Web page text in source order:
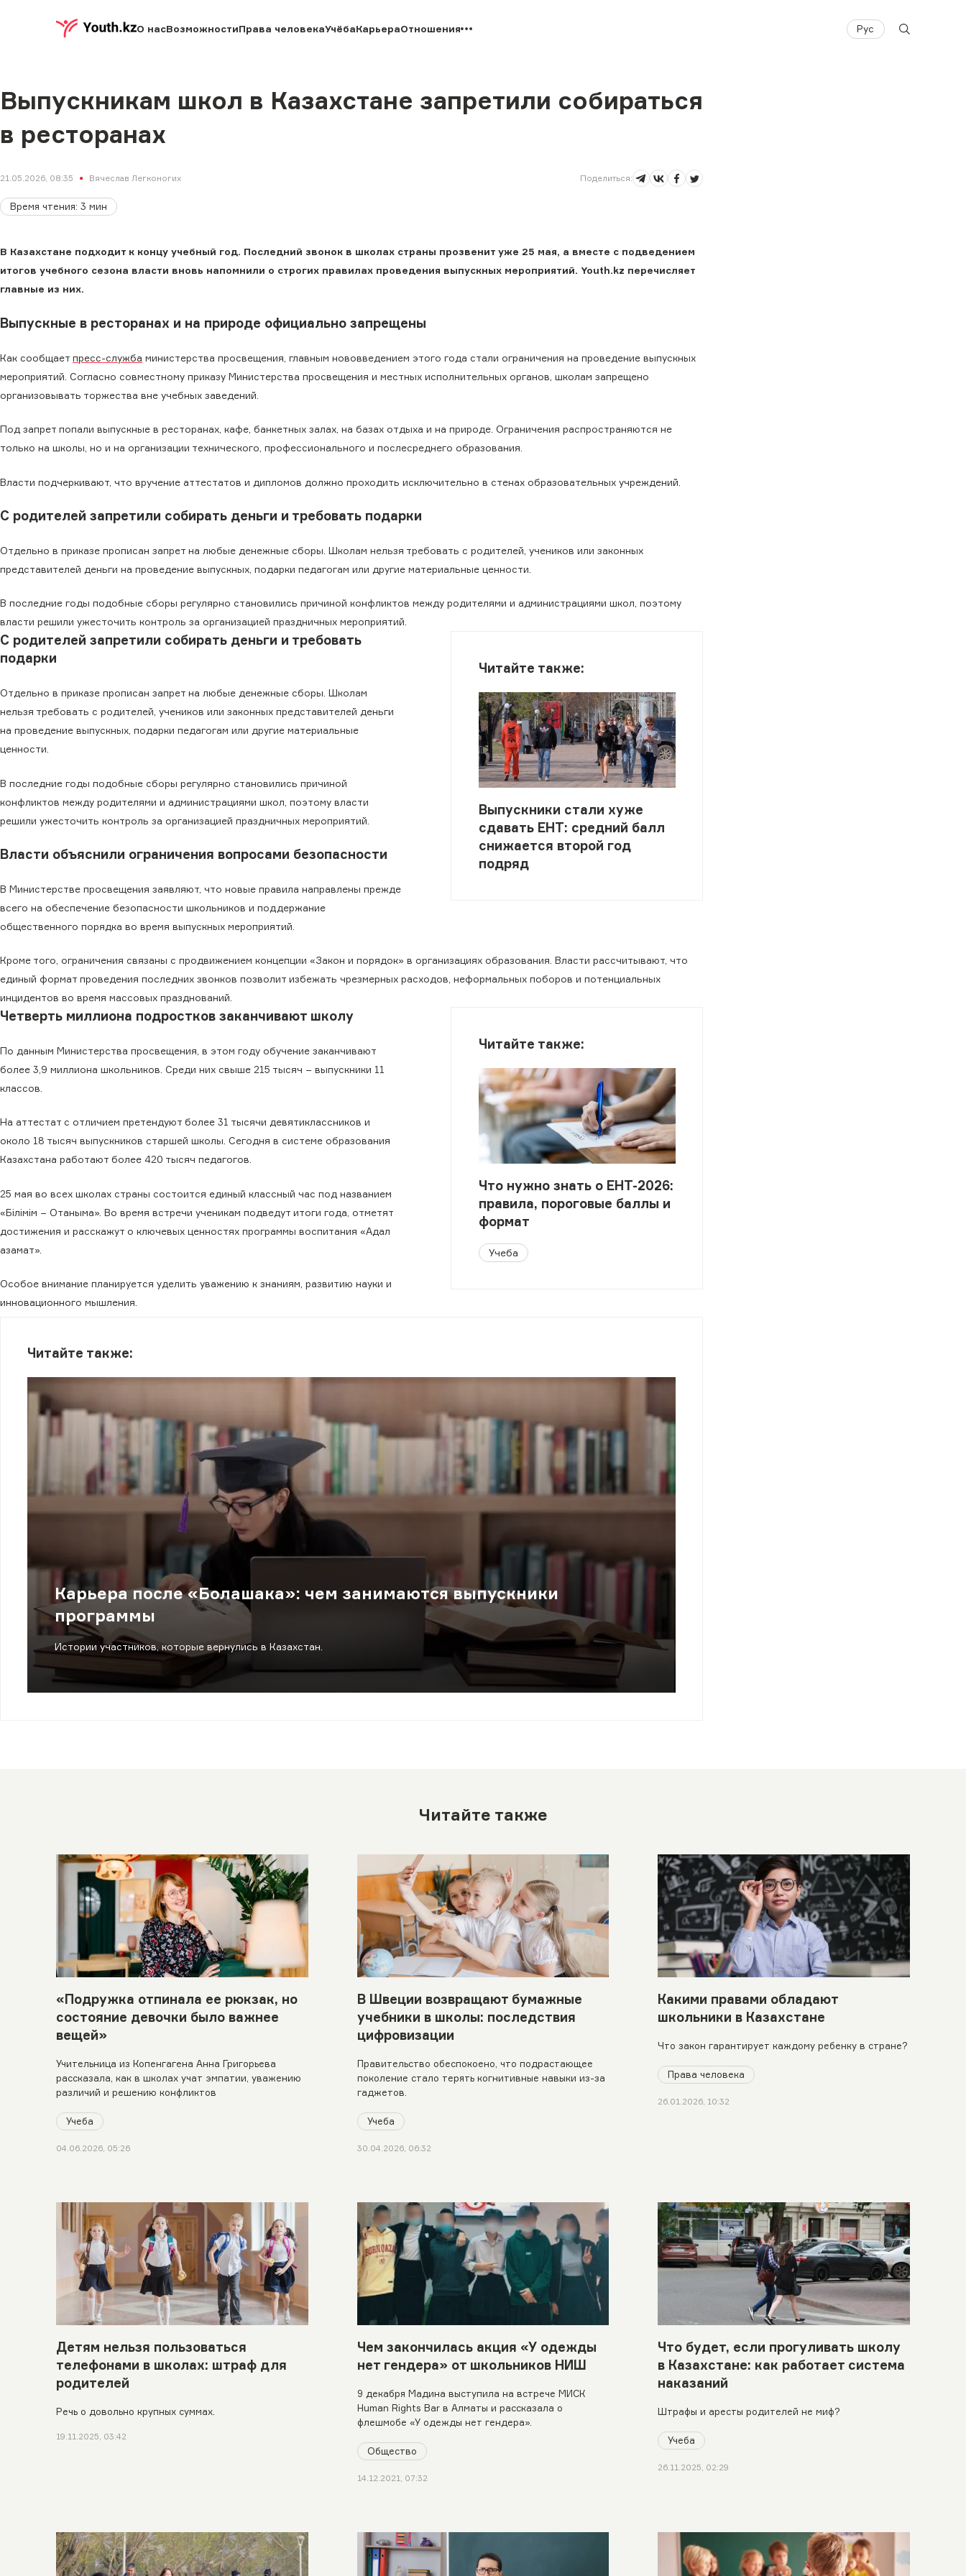
О насВозможностиПрава человекаУчёбаКарьераОтношения Рус
Выпускникам школ в Казахстане запретили собираться
в ресторанах
21.05.2026, 08:35 Вячеслав Легконогих Поделиться:
Время чтения: 3 мин
В Казахстане подходит к концу учебный год. Последний звонок в школах страны прозвенит уже 25 мая, а вместе с подведением
итогов учебного сезона власти вновь напомнили о строгих правилах проведения выпускных мероприятий. Youth.kz перечисляет
главные из них.
Выпускные в ресторанах и на природе официально запрещены
Как сообщает пресс-служба министерства просвещения, главным нововведением этого года стали ограничения на проведение выпускных
мероприятий. Согласно совместному приказу Министерства просвещения и местных исполнительных органов, школам запрещено
организовывать торжества вне учебных заведений.
Под запрет попали выпускные в ресторанах, кафе, банкетных залах, на базах отдыха и на природе. Ограничения распространяются не
только на школы, но и на организации технического, профессионального и послесреднего образования.
Власти подчеркивают, что вручение аттестатов и дипломов должно проходить исключительно в стенах образовательных учреждений.
С родителей запретили собирать деньги и требовать подарки
Отдельно в приказе прописан запрет на любые денежные сборы. Школам нельзя требовать с родителей, учеников или законных
представителей деньги на проведение выпускных, подарки педагогам или другие материальные ценности.
В последние годы подобные сборы регулярно становились причиной конфликтов между родителями и администрациями школ, поэтому
власти решили ужесточить контроль за организацией праздничных мероприятий.
Читайте также:
Выпускники стали хуже
сдавать ЕНТ: средний балл
снижается второй год
подряд
С родителей запретили собирать деньги и требовать
подарки
Отдельно в приказе прописан запрет на любые денежные сборы. Школам
нельзя требовать с родителей, учеников или законных представителей деньги
на проведение выпускных, подарки педагогам или другие материальные
ценности.
В последние годы подобные сборы регулярно становились причиной
конфликтов между родителями и администрациями школ, поэтому власти
решили ужесточить контроль за организацией праздничных мероприятий.
Власти объяснили ограничения вопросами безопасности
В Министерстве просвещения заявляют, что новые правила направлены прежде
всего на обеспечение безопасности школьников и поддержание
общественного порядка во время выпускных мероприятий.
Кроме того, ограничения связаны с продвижением концепции «Закон и порядок» в организациях образования. Власти рассчитывают, что
единый формат проведения последних звонков позволит избежать чрезмерных расходов, неформальных поборов и потенциальных
инцидентов во время массовых празднований.
Читайте также:
Что нужно знать о ЕНТ-2026:
правила, пороговые баллы и
формат
Учеба
Четверть миллиона подростков заканчивают школу
По данным Министерства просвещения, в этом году обучение заканчивают
более 3,9 миллиона школьников. Среди них свыше 215 тысяч − выпускники 11
классов.
На аттестат с отличием претендуют более 31 тысячи девятиклассников и
около 18 тысяч выпускников старшей школы. Сегодня в системе образования
Казахстана работают более 420 тысяч педагогов.
25 мая во всех школах страны состоится единый классный час под названием
«Білімім − Отаныма». Во время встречи ученикам подведут итоги года, отметят
достижения и расскажут о ключевых ценностях программы воспитания «Адал
азамат».
Особое внимание планируется уделить уважению к знаниям, развитию науки и
инновационного мышления.
Читайте также:
Карьера после «Болашака»: чем занимаются выпускники
программы
Истории участников, которые вернулись в Казахстан.
Читайте также
«Подружка отпинала ее рюкзак, но
состояние девочки было важнее
вещей»
Учительница из Копенгагена Анна Григорьева
рассказала, как в школах учат эмпатии, уважению
различий и решению конфликтов
Учеба
04.06.2026, 05:26
В Швеции возвращают бумажные
учебники в школы: последствия
цифровизации
Правительство обеспокоено, что подрастающее
поколение стало терять когнитивные навыки из-за
гаджетов.
Учеба
30.04.2026, 06:32
Какими правами обладают
школьники в Казахстане
Что закон гарантирует каждому ребенку в стране?
Права человека
26.01.2026, 10:32
Детям нельзя пользоваться
телефонами в школах: штраф для
родителей
Речь о довольно крупных суммах.
19.11.2025, 03:42
Чем закончилась акция «У одежды
нет гендера» от школьников НИШ
9 декабря Мадина выступила на встрече МИСК
Human Rights Bar в Алматы и рассказала о
флешмобе «У одежды нет гендера».
Общество
14.12.2021, 07:32
Что будет, если прогуливать школу
в Казахстане: как работает система
наказаний
Штрафы и аресты родителей не миф?
Учеба
26.11.2025, 02:29